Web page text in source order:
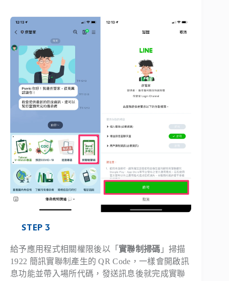
STEP 3
給予應用程式相關權限後以「實聯制掃碼 」掃描
1922 簡訊實聯制產生的 QR Code，一樣會開啟訊
息功能並帶入場所代碼，發送訊息後就完成實聯